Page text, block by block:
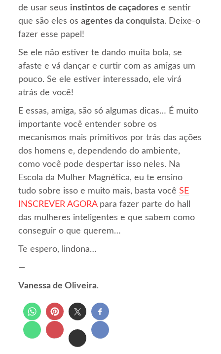
de usar seus instintos de caçadores e sentir
que são eles osagentes da conquista. Deixe-o
fazer esse papel!
Se ele não estiver te dando muita bola, se
afaste e vá dançar e curtir com as amigas um
pouco. Se ele estiver interessado, ele virá
atrás de você!
E essas, amiga, são só algumas dicas… É muito
importante você entender sobre os
mecanismos mais primitivos por trás das ações
dos homens e, dependendo do ambiente,
como você pode despertar isso neles. Na
Escola da Mulher Magnética, eu te ensino
tudo sobre isso e muito mais, basta vocêSE
INSCREVER AGORApara fazer parte do hall
das mulheres inteligentes e que sabem como
conseguir o que querem…
Te espero, lindona…
—
Vanessa de Oliveira.